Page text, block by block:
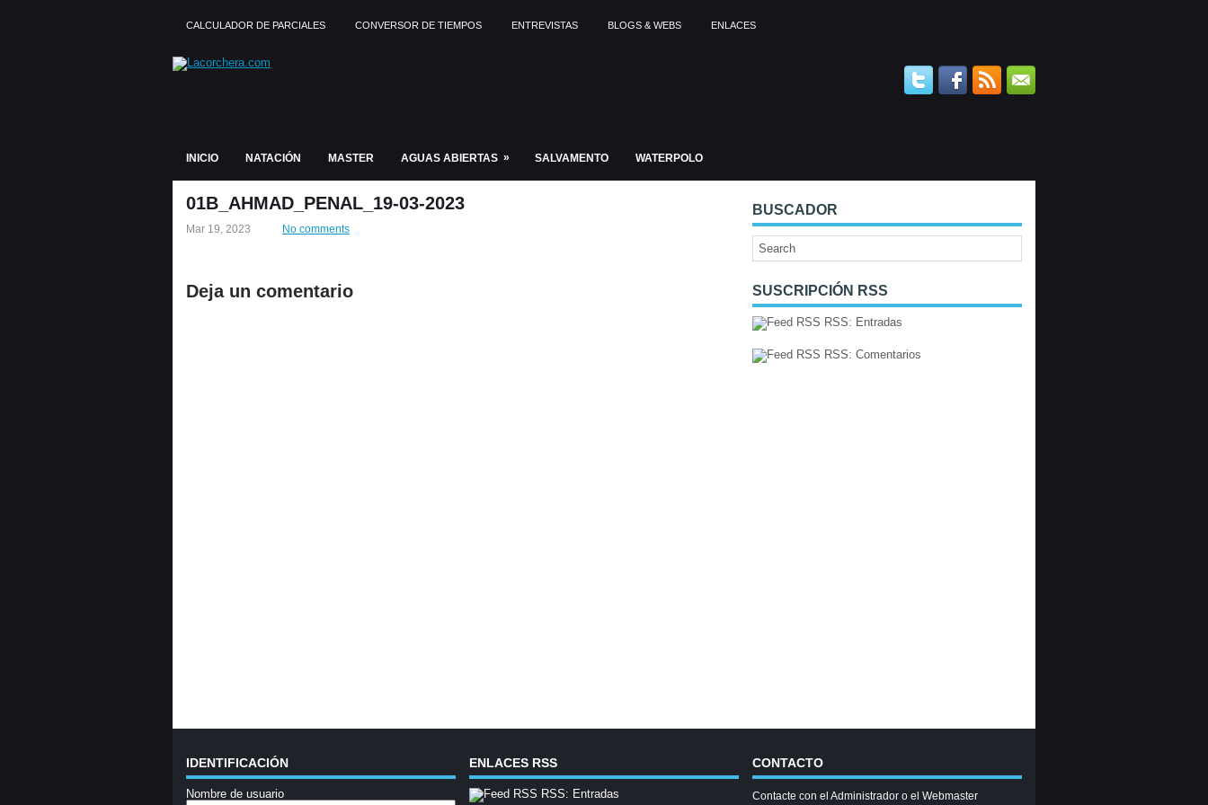
CALCULADOR DE PARCIALES CONVERSOR DE TIEMPOS ENTREVISTAS BLOGS & WEBS ENLACES
INICIO NATACIÓN MASTER AGUAS ABIERTAS » SALVAMENTO WATERPOLO
01B_AHMAD_PENAL_19-03-2023
Mar 19, 2023 No comments
Deja un comentario
BUSCADOR
SUSCRIPCIÓN RSS
RSS: Entradas
RSS: Comentarios
IDENTIFICACIÓN
Nombre de usuario
ENLACES RSS
RSS: Entradas
CONTACTO
Contacte con el Administrador o el Webmaster